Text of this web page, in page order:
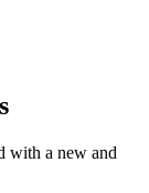
with a new and